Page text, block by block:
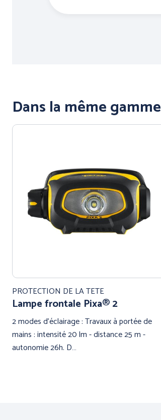
Dans la même gamme
PROTECTION DE LA TETE
Lampe frontale Pixa® 2
2 modes d'éclairage : Travaux à portée de
mains : intensité 20 lm - distance 25 m -
autonomie 26h. D…